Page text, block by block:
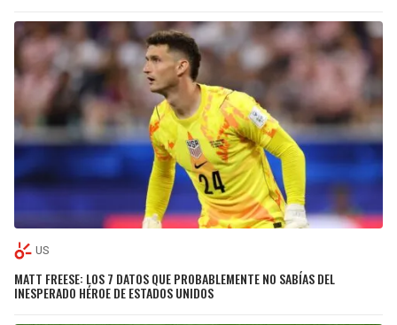
US
MATT FREESE: LOS 7 DATOS QUE PROBABLEMENTE NO SABÍAS DEL
INESPERADO HÉROE DE ESTADOS UNIDOS